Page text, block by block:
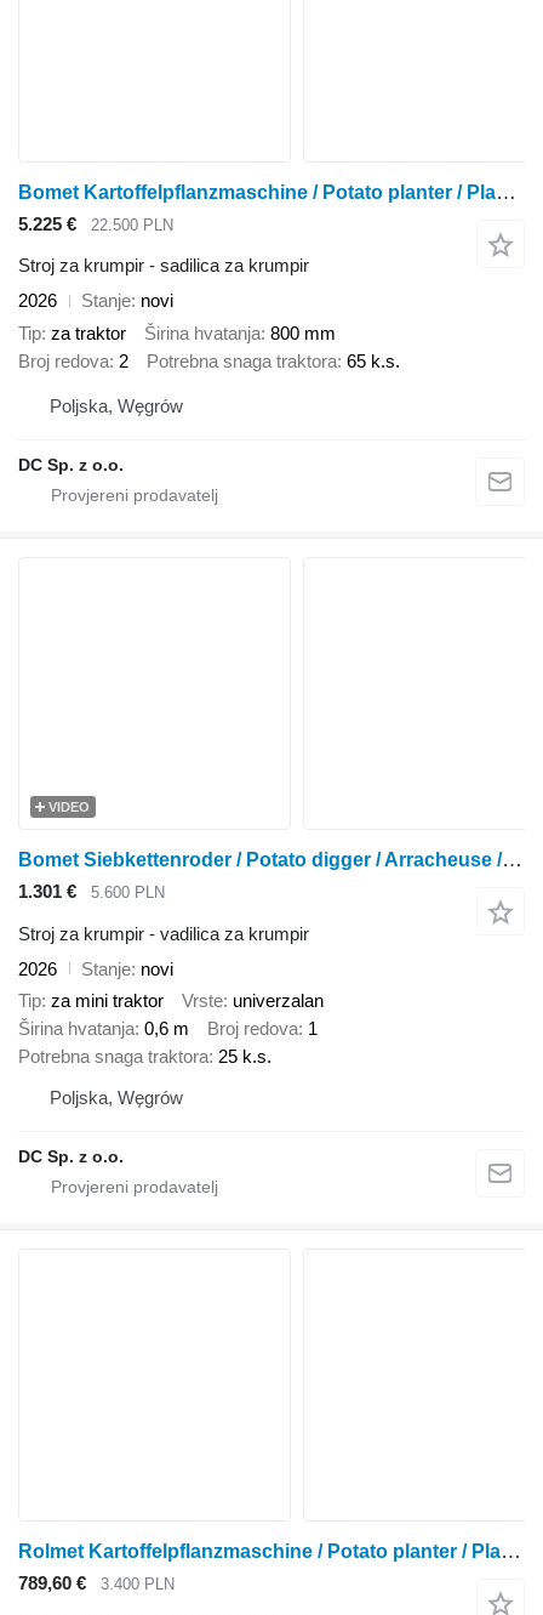
Bomet Kartoffelpflanzmaschine / Potato planter / Planteuse / Piantapat
5.225 € 22.500 PLN
Stroj za krumpir - sadilica za krumpir
2026
Stanje novi
Tip za traktor Širina hvatanja 800 mm
Broj redova 2 Potrebna snaga traktora 65 k.s.
Poljska, Węgrów
DC Sp. z o.o.
VIDEO
Bomet Siebkettenroder / Potato digger / Arracheuse / Scavapatate Upus
1.301 € 5.600 PLN
Stroj za krumpir - vadilica za krumpir
2026
Stanje novi
Tip za mini traktor Vrste univerzalan
Širina hvatanja 0,6 m Broj redova 1
Potrebna snaga traktora 25 k.s.
Poljska, Węgrów
DC Sp. z o.o.
Rolmet Kartoffelpflanzmaschine / Potato planter / Planteuse / Piantapat
789,60 € 3.400 PLN